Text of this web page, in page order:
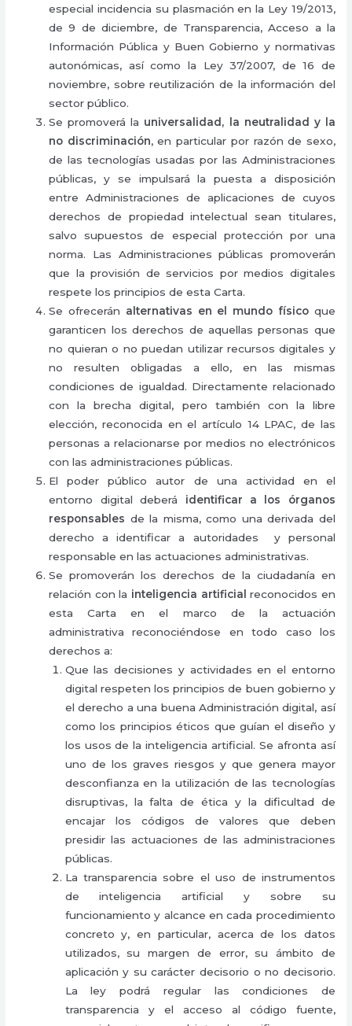
especial incidencia su plasmación en la Ley 19/2013,
de 9 de diciembre, de Transparencia, Acceso a la
Información Pública y Buen Gobierno y normativas
autonómicas, así como la Ley 37/2007, de 16 de
noviembre, sobre reutilización de la información del
sector público.
Se promoverá la universalidad, la neutralidad y la
no discriminación, en particular por razón de sexo,
de las tecnologías usadas por las Administraciones
públicas, y se impulsará la puesta a disposición
entre Administraciones de aplicaciones de cuyos
derechos de propiedad intelectual sean titulares,
salvo supuestos de especial protección por una
norma. Las Administraciones públicas promoverán
que la provisión de servicios por medios digitales
respete los principios de esta Carta.
Se ofrecerán alternativas en el mundo físico que
garanticen los derechos de aquellas personas que
no quieran o no puedan utilizar recursos digitales y
no resulten obligadas a ello, en las mismas
condiciones de igualdad. Directamente relacionado
con la brecha digital, pero también con la libre
elección, reconocida en el artículo 14 LPAC, de las
personas a relacionarse por medios no electrónicos
con las administraciones públicas.
El poder público autor de una actividad en el
entorno digital deberá identificar a los órganos
responsables de la misma, como una derivada del
derecho a identificar a autoridades y personal
responsable en las actuaciones administrativas.
Se promoverán los derechos de la ciudadanía en
relación con la inteligencia artificial reconocidos en
esta Carta en el marco de la actuación
administrativa reconociéndose en todo caso los
derechos a:
Que las decisiones y actividades en el entorno
digital respeten los principios de buen gobierno y
el derecho a una buena Administración digital, así
como los principios éticos que guían el diseño y
los usos de la inteligencia artificial. Se afronta así
uno de los graves riesgos y que genera mayor
desconfianza en la utilización de las tecnologías
disruptivas, la falta de ética y la dificultad de
encajar los códigos de valores que deben
presidir las actuaciones de las administraciones
públicas.
La transparencia sobre el uso de instrumentos
de inteligencia artificial y sobre su
funcionamiento y alcance en cada procedimiento
concreto y, en particular, acerca de los datos
utilizados, su margen de error, su ámbito de
aplicación y su carácter decisorio o no decisorio.
La ley podrá regular las condiciones de
transparencia y el acceso al código fuente,